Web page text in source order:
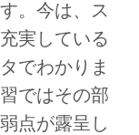
。今は、ス
実している
でわかりま
ではその部
点が露呈し